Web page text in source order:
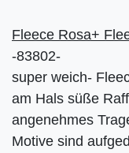
Fleece Rosa+
-83802-
super weich-
am Hals süße
angenehmes
Motive sind